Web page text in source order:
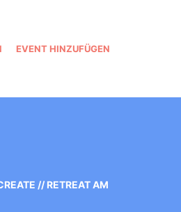
EVENT HINZUFÜGEN
// RETREAT AM